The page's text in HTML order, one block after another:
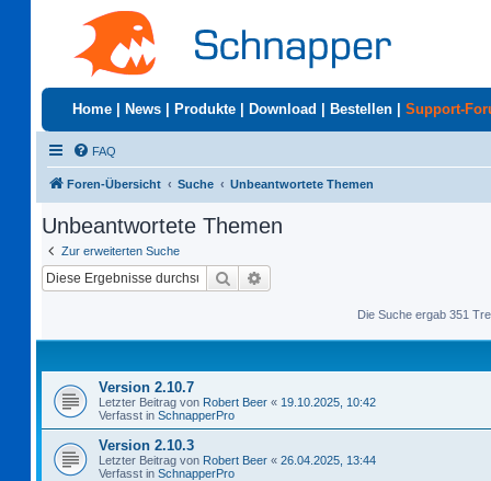
Home News Produkte Download Bestellen Support-
FAQ
Foren-Übersicht Suche Unbeantwortete Themen
Unbeantwortete Themen
Zur erweiterten Suche
Suche
Die Suche ergab 351
Version 2.10.7
Letzter Beitrag von Robert Beer « 19.10.2025, 10:42
Verfasst in SchnapperPro
Version 2.10.3
Letzter Beitrag von Robert Beer « 26.04.2025, 13:44
Verfasst in SchnapperPro